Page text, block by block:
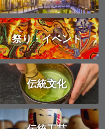
祭り・イベント
伝統文化